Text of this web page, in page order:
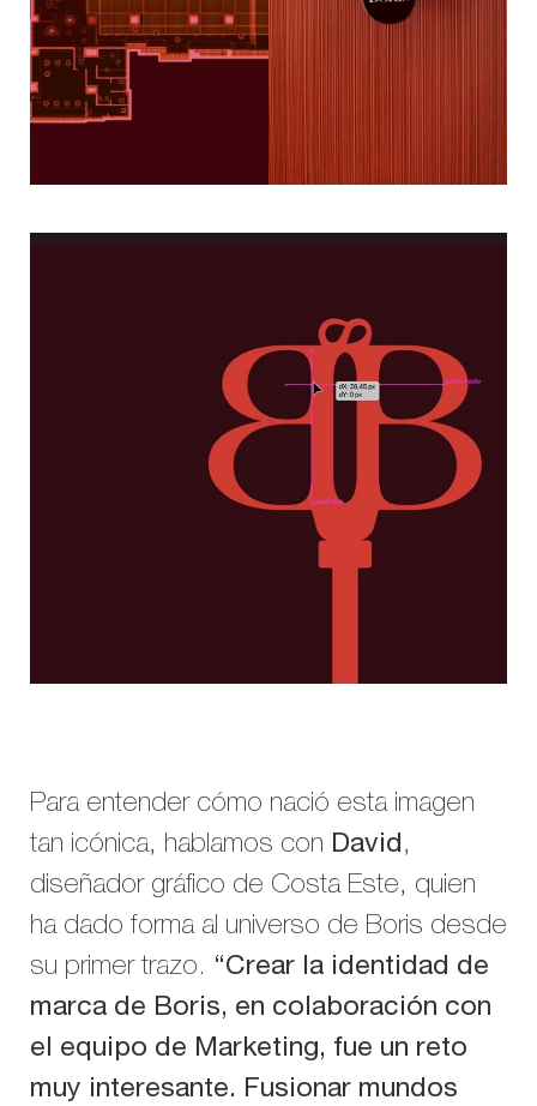
Para entender cómo nació esta imagen
tan icónica, hablamos con David,
diseñador gráfico de Costa Este, quien
ha dado forma al universo de Boris desde
su primer trazo. “Crear la identidad de
marca de Boris, en colaboración con
el equipo de Marketing, fue un reto
muy interesante. Fusionar mundos